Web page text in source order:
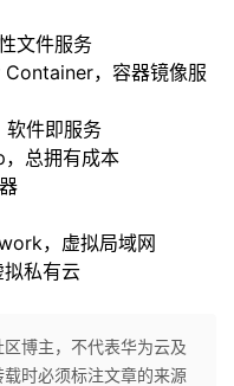
文件服务
，容器镜像服
件即服务
总拥有成本
，虚拟局域网
私有云
区博主，不代表华为云及
时必须标注文章的来源